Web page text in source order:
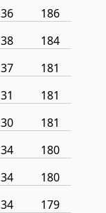
36
186
38
184
37
181
31
181
30
181
34
180
34
180
34
179